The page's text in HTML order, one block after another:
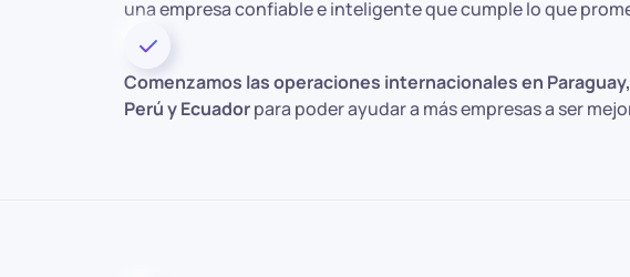
una empresa confiable e inteligente que cumple lo que
Comenzamos las operaciones internacionales en Paraguay,
Perú y Ecuadorpara poder ayudar a más empresas a ser